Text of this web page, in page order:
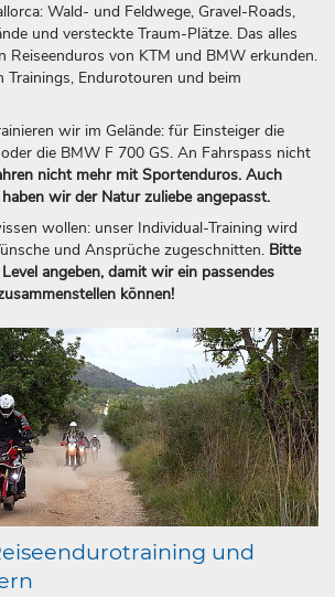
Wald- und Feldwege, Gravel-Roads,
und versteckte Traum-Plätze. Das alles
Reiseenduros von KTM und BMW erkunden.
Trainings, Endurotouren und beim
wir im Gelände: für Einsteiger die
die BMW F 700 GS. An Fahrspass nicht
nicht mehr mit Sportenduros. Auch
wir der Natur zuliebe angepasst.
wollen: unser Individual-Training wird
und Ansprüche zugeschnitten. Bitte
angeben, damit wir ein passendes
können!
und